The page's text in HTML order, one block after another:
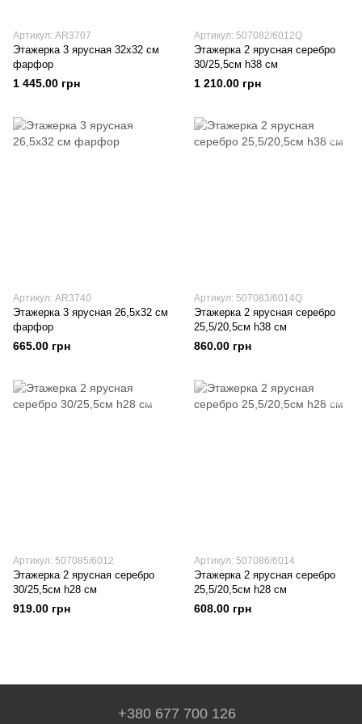
Артикул: AR3707
Этажерка 3 ярусная 32х32 см
фарфор
1 445.00 грн
Артикул: 507082/6012Q
Этажерка 2 ярусная серебро
30/25,5см h38 см
1 210.00 грн
Артикул: AR3740
Этажерка 3 ярусная 26,5х32 см
фарфор
665.00 грн
Артикул: 507083/6014Q
Этажерка 2 ярусная серебро
25,5/20,5см h38 см
860.00 грн
Артикул: 507085/6012
Этажерка 2 ярусная серебро
30/25,5см h28 см
919.00 грн
Артикул: 507086/6014
Этажерка 2 ярусная серебро
25,5/20,5см h28 см
608.00 грн
+380 677 700 126